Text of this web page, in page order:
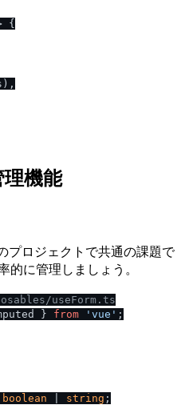
{
機能
プロジェクトで共通の課題で
に管理しましょう。
/useForm.ts
} from 'vue' ;
boolean string ;